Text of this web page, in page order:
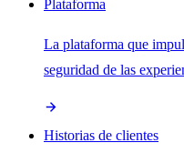
Plataforma
La plataforma que
seguridad de las
Historias de clientes